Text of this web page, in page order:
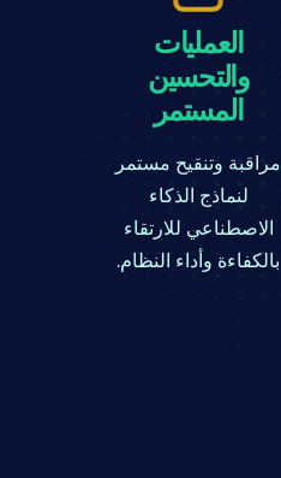
العمليات
والتحسين
المستمر
مراقبة وتنقيح مستمر
لنماذج الذكاء
الاصطناعي للارتقاء
بالكفاءة وأداء النظام.